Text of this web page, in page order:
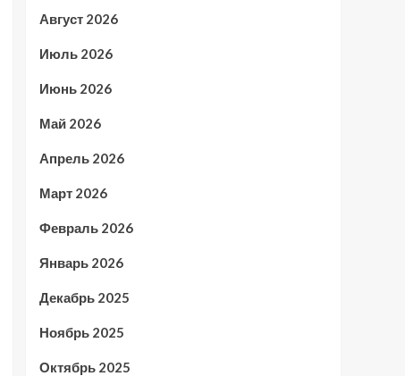
Август 2026
Июль 2026
Июнь 2026
Май 2026
Апрель 2026
Март 2026
Февраль 2026
Январь 2026
Декабрь 2025
Ноябрь 2025
Октябрь 2025